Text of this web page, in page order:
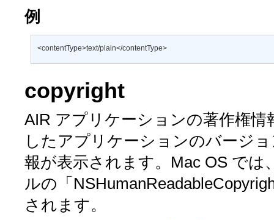
例
<contentType>text/plain</contentType>
copyright
AIR アプリケーションの著作権
したアプリケーションのバージ
報が表示されます。Mac OS で
ルの「
されます。